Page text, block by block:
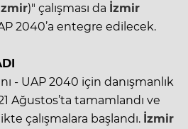
)" çalışması da İzmir
2040’a entegre edilecek.
- UAP 2040 için danışmanlık
Ağustos’ta tamamlandı ve
çalışmalara başlandı. İzmir